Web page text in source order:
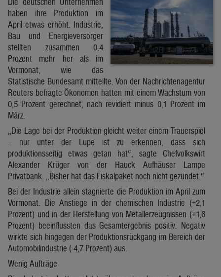
haben ihre Produktion im
April etwas erhöht. Industrie,
Bau und Energieversorger
stellten zusammen 0,4
Prozent mehr her als im
Vormonat, wie das
Statistische Bundesamt mitteilte. Von der Nachrichtenagentur
Reuters befragte Ökonomen hatten mit einem Wachstum von
0,5 Prozent gerechnet, nach revidiert minus 0,1 Prozent im
März.
„Die Lage bei der Produktion gleicht weiter einem Trauerspiel
– nur unter der Lupe ist zu erkennen, dass sich
produktionsseitig etwas getan hat“, sagte Chefvolkswirt
Alexander Krüger von der Hauck Aufhäuser Lampe
Privatbank. „Bisher hat das Fiskalpaket noch nicht gezündet.“
Bei der Industrie allein stagnierte die Produktion im April zum
Vormonat. Die Anstiege in der chemischen Industrie (+2,1
Prozent) und in der Herstellung von Metallerzeugnissen (+1,6
Prozent) beeinflussten das Gesamtergebnis positiv. Negativ
wirkte sich hingegen der Produktionsrückgang im Bereich der
Automobilindustrie (-4,7 Prozent) aus.
Wenig Aufträge